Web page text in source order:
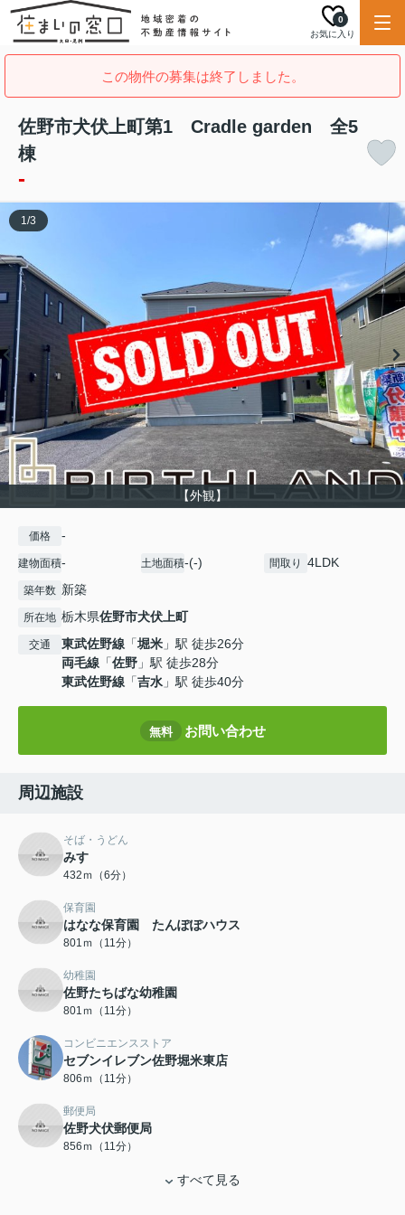
お気に入り
0
この物件の募集は終了しました。
佐野市犬伏上町第1 Cradle garden 全5
棟
-
【外観】
1/3
価格 -
建物面積- 土地面積-(-) 間取り 4LDK
築年数 新築
所在地 栃木県佐野市犬伏上町
交通 東武佐野線 「堀米 」駅 徒歩26分
両毛線 「佐野 」駅 徒歩28分
東武佐野線 「吉水 」駅 徒歩40分
無料 お問い合わせ
周辺施設
そば・うどん
みすゞ
432ｍ（6分）
保育園
はなな保育園 たんぽぽハウス
801ｍ（11分）
幼稚園
佐野たちばな幼稚園
801ｍ（11分）
コンビニエンスストア
セブンイレブン佐野堀米東店
806ｍ（11分）
郵便局
佐野犬伏郵便局
856ｍ（11分）
すべて見る